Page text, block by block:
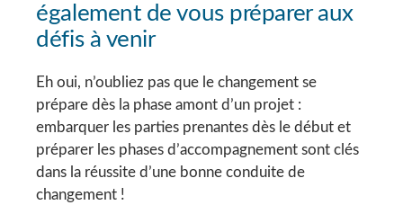
également de vous préparer aux
défis à venir
Eh oui, n’oubliez pas que le changement se
prépare dès la phase amont d’un projet :
embarquer les parties prenantes dès le début et
préparer les phases d’accompagnement sont clés
dans la réussite d’une bonne conduite de
changement !